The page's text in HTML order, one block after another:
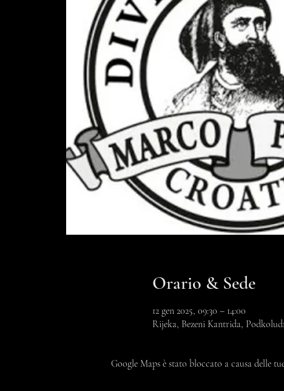
Orario & Sede
12 gen 2025, 09:30 – 14:00
Rijeka, Bezeni Kantrida,
Google Maps è stato bloccato a causa delle